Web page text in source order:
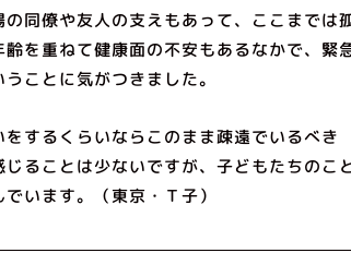
同僚や友人の支えもあって、ここまでは
を重ねて健康面の不安もあるなかで、緊
ことに気がつきました。
するくらいならこのまま疎遠でいるべき
ることは少ないですが、子どもたちのこ
います。（東京・Ｔ子）